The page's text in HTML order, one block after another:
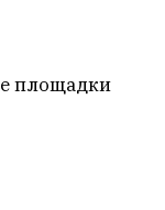
площадки